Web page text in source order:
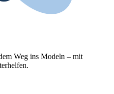
Weg ins Modeln – mit